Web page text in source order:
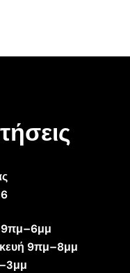
9πμ–6μμ
9πμ–8μμ